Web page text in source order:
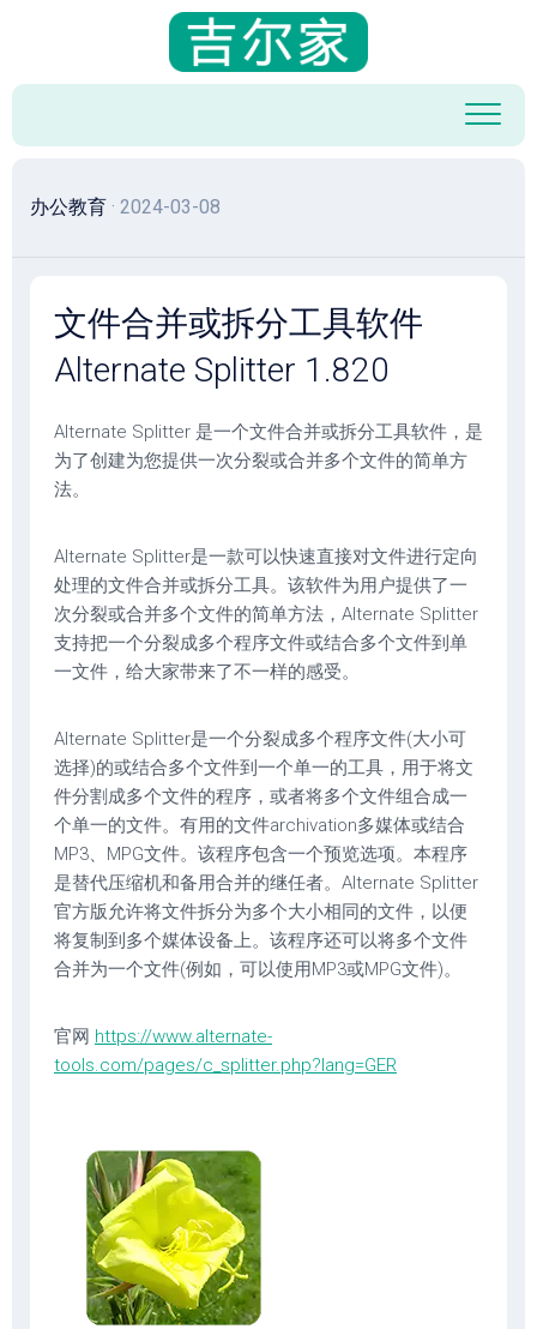
容
办公教育 · 2024-03-08
文件合并或拆分工具软件
Alternate Splitter 1.820
Alternate Splitter 是一个文件合并或拆分工具软件，是
为了创建为您提供一次分裂或合并多个文件的简单方
法。
Alternate Splitter是一款可以快速直接对文件进行定向
处理的文件合并或拆分工具。该软件为用户提供了一
次分裂或合并多个文件的简单方法，Alternate Splitter
支持把一个分裂成多个程序文件或结合多个文件到单
一文件，给大家带来了不一样的感受。
Alternate Splitter是一个分裂成多个程序文件(大小可
选择)的或结合多个文件到一个单一的工具，用于将文
件分割成多个文件的程序，或者将多个文件组合成一
个单一的文件。有用的文件archivation多媒体或结合
MP3、MPG文件。该程序包含一个预览选项。本程序
是替代压缩机和备用合并的继任者。Alternate Splitter
官方版允许将文件拆分为多个大小相同的文件，以便
将复制到多个媒体设备上。该程序还可以将多个文件
合并为一个文件(例如，可以使用MP3或MPG文件)。
官网 https://www.alternate-
tools.com/pages/c_splitter.php?lang=GER